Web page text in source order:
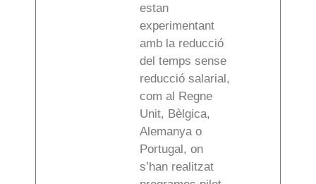
estan
experimentant
amb la reducció
del temps sense
reducció salarial,
com al Regne
Unit, Bèlgica,
Alemanya o
Portugal, on
s’han realitzat